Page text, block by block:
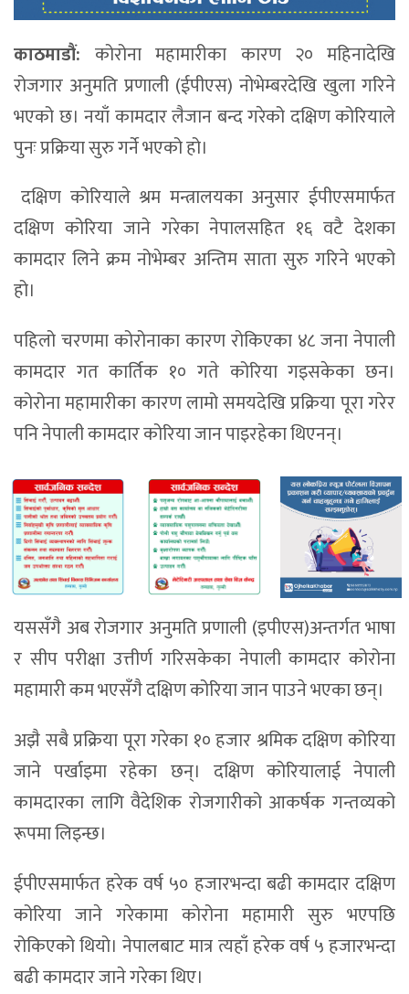
काठमाडौं:कोरोना महामारीका कारण २० महिनादेखि
रोजगार अनुमति प्रणाली (ईपीएस) नोभेम्बरदेखि खुला गरिने
भएको छ। नयाँ कामदार लैजान बन्द गरेको दक्षिण कोरियाले
पुनः प्रक्रिया सुरु गर्ने भएको हो।
दक्षिण कोरियाले श्रम मन्त्रालयका अनुसार ईपीएसमार्फत
दक्षिण कोरिया जाने गरेका नेपालसहित १६ वटै देशका
कामदार लिने क्रम नोभेम्बर अन्तिम साता सुरु गरिने भएको
हो।
पहिलो चरणमा कोरोनाका कारण रोकिएका ४८ जना नेपाली
कामदार गत कार्तिक १० गते कोरिया गइसकेका छन।
कोरोना महामारीका कारण लामो समयदेखि प्रक्रिया पूरा गरेर
पनि नेपाली कामदार कोरिया जान पाइरहेका थिएनन्।
यससँगै अब रोजगार अनुमति प्रणाली (इपीएस)अन्तर्गत भाषा
र सीप परीक्षा उत्तीर्ण गरिसकेका नेपाली कामदार कोरोना
महामारी कम भएसँगै दक्षिण कोरिया जान पाउने भएका छन्।
अझै सबै प्रक्रिया पूरा गरेका १० हजार श्रमिक दक्षिण कोरिया
जाने पर्खाइमा रहेका छन्। दक्षिण कोरियालाई नेपाली
कामदारका लागि वैदेशिक रोजगारीको आकर्षक गन्तव्यको
रूपमा लिइन्छ।
ईपीएसमार्फत हरेक वर्ष ५० हजारभन्दा बढी कामदार दक्षिण
कोरिया जाने गरेकामा कोरोना महामारी सुरु भएपछि
रोकिएको थियो। नेपालबाट मात्र त्यहाँ हरेक वर्ष ५ हजारभन्दा
बढी कामदार जाने गरेका थिए।